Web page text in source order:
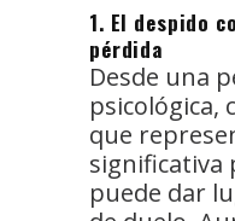
1. El despido
pérdida
Desde una
psicológica,
que
significativa
puede dar